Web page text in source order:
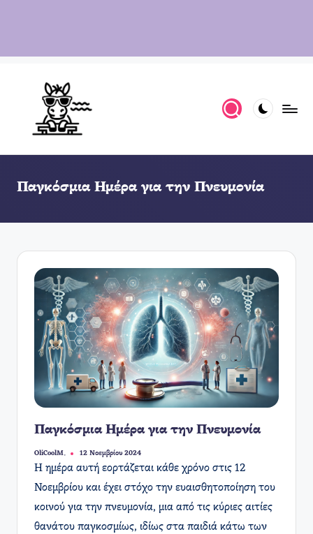
Παγκόσμια Ημέρα για την Πνευμονία
Παγκόσμια Ημέρα για την Πνευμονία
Συγγραφέας:
OliCoolM. 12 Νοεμβρίου 2024
Η ημέρα αυτή εορτάζεται κάθε χρόνο στις 12
Νοεμβρίου και έχει στόχο την ευαισθητοποίηση του
κοινού για την πνευμονία, μια από τις κύριες αιτίες
θανάτου παγκοσμίως, ιδίως στα παιδιά κάτω των